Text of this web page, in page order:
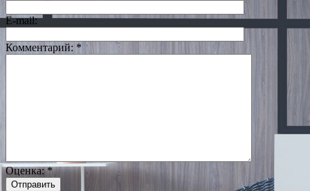
E-mail:
Комментарий: *
Оценка:*